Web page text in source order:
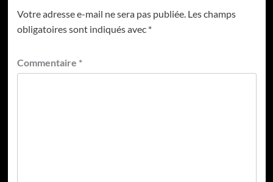
Votre adresse e-mail ne sera pas publiée. Les champs
obligatoires sont indiqués avec *
Commentaire *